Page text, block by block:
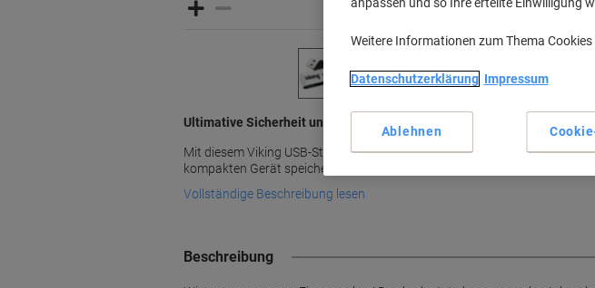
Ultimative Sicherheit und Mobilität von Viking
Mit diesem Viking USB-Stick können Sie Ihre wichtigen Daten in einem
kompakten Gerät speichern und sicher transportieren.
Vollständige Beschreibung lesen
Beschreibung
Weitere Informationen zum Thema
Datenschutzerklärung Impressum
Ablehnen